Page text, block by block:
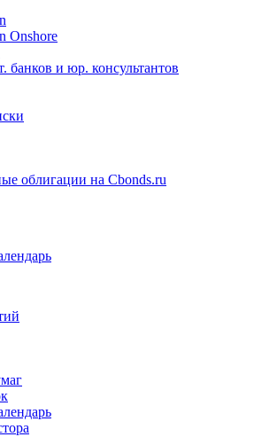
Onshore
банков и юр. консультантов
облигации на Cbonds.ru